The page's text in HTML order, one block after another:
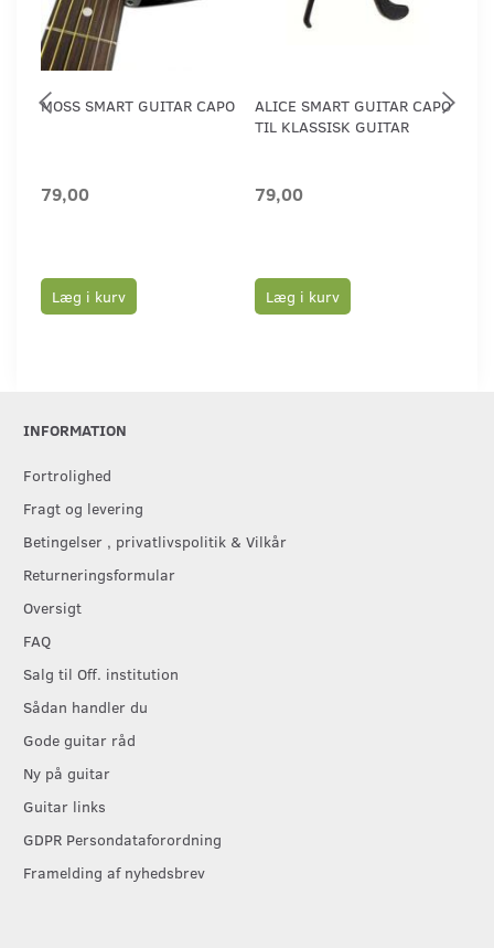
MOSS SMART GUITAR CAPO
79,00
Læg i kurv
ALICE SMART GUITAR CAPO
TIL KLASSISK GUITAR
79,00
Læg i kurv
INFORMATION
Fortrolighed
Fragt og levering
Betingelser , privatlivspolitik & Vilkår
Returneringsformular
Oversigt
FAQ
Salg til Off. institution
Sådan handler du
Gode guitar råd
Ny på guitar
Guitar links
GDPR Persondataforordning
Framelding af nyhedsbrev